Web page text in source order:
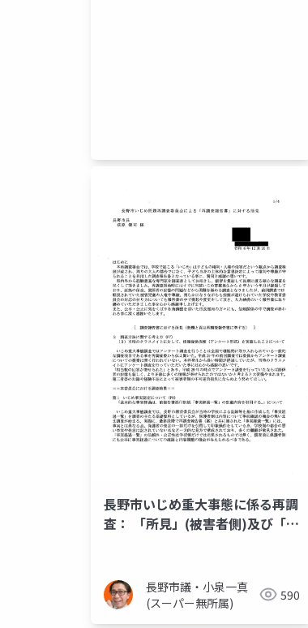
長野市いじめ重大事態に係る再調
査： 「所見」(被害者側)及び「再
長野市議・小泉一真
(スーパー無所属)
590